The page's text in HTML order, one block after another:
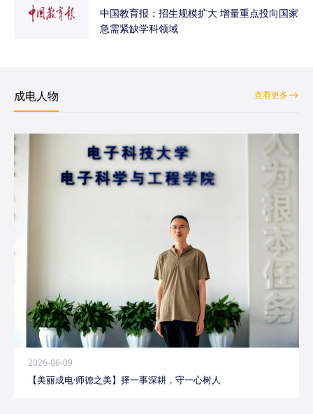
中国教育报：招生规模扩大 增量重点投向国家
急需紧缺学科领域
成电人物 查看更多
2026-06-09
【美丽成电·师德之美】择一事深耕，守一心树人